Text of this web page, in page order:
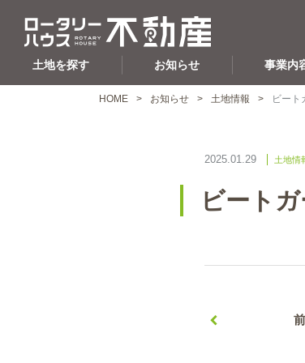
土地を探す お知らせ 事業内
HOME お知らせ 土地情報 ビート
2025.01.29 土地情
ビート